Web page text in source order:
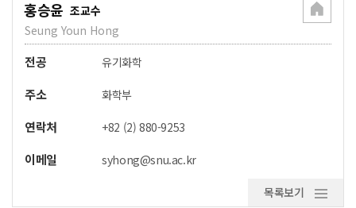
홍승윤 조교수
Seung Youn Hong
전공 유기화학
주소 화학부
연락처 +82 (2) 880-9253
이메일 syhong@snu.ac.kr
목록보기